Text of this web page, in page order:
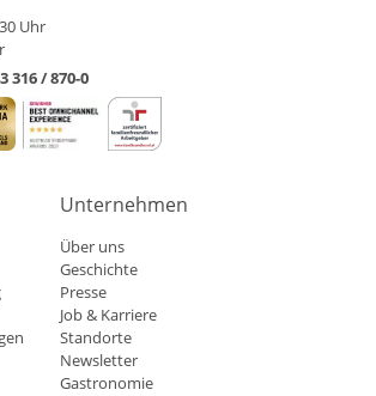
Uhr
316 / 870-0
Unternehmen
Über uns
Geschichte
Presse
Job & Karriere
Standorte
Newsletter
Gastronomie